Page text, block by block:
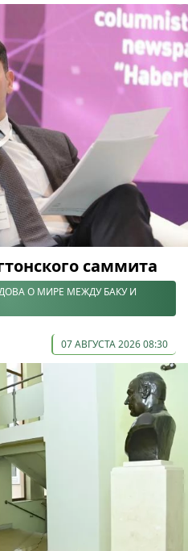
саммита
О МИРЕ МЕЖДУ БАКУ И
07 АВГУСТА 2026 08:30